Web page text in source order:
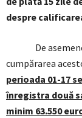
despre
De
cumpărarea
perioada 01-17
înregistra două
minim 63.550